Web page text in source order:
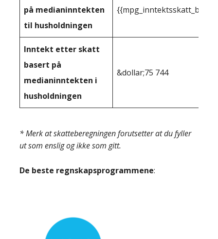
på medianinntekten
til husholdningen
Inntekt etter skatt
basert på
medianinntekten i
husholdningen
&dollar;75 744
* Merk at skatteberegningen forutsetter at du fyller
ut som enslig og ikke som gitt.
De beste regnskapsprogrammene: